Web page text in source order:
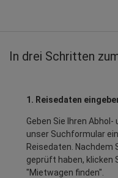
In drei Schritten
1. Reisedaten
Geben Sie Ihren
unser Suchformular
Reisedaten. Nachdem
geprüft haben, klicken
"Mietwagen finden".